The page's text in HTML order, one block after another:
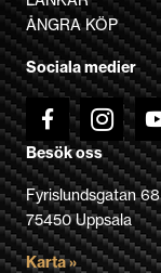
ÅNGRA KÖP
Sociala medier
Besök oss
Fyrislundsgatan 68
75450 Uppsala
Karta »